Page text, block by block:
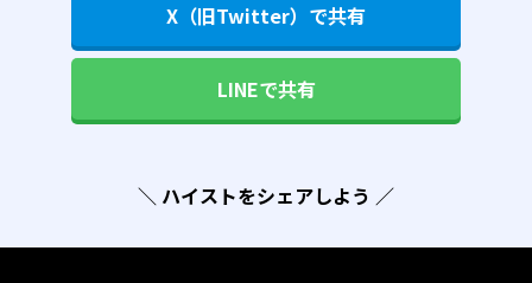
X（旧Twitter）で共有
LINEで共有
＼ ハイストをシェアしよう ／